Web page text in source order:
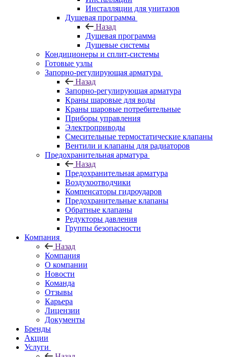
Инсталляции для унитазов
Душевая программа
Назад
Душевая программа
Душевые системы
Кондиционеры и сплит-системы
Готовые узлы
Запорно-регулирующая арматура
Назад
Запорно-регулирующая арматура
Краны шаровые для воды
Краны шаровые потребительные
Приборы управления
Электроприводы
Смесительные термостатические клапаны
Вентили и клапаны для радиаторов
Предохранительная арматура
Назад
Предохранительная арматура
Воздухоотводчики
Компенсаторы гидроударов
Предохранительные клапаны
Обратные клапаны
Редукторы давления
Группы безопасности
Компания
Назад
Компания
О компании
Новости
Команда
Отзывы
Карьера
Лицензии
Документы
Бренды
Акции
Услуги